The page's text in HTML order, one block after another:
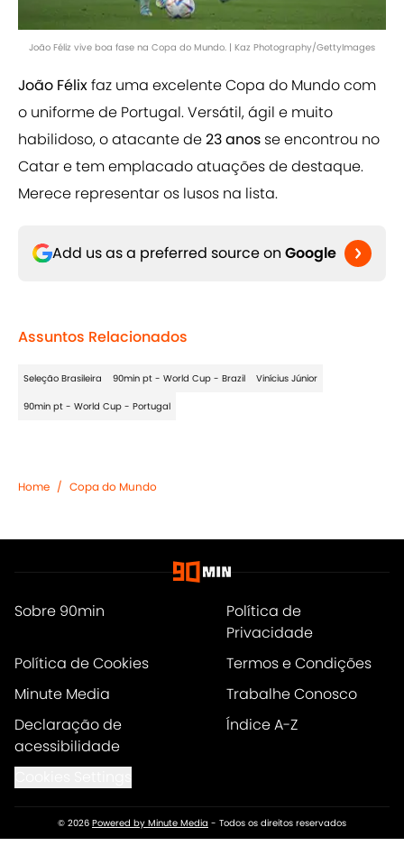
João Féliz vive boa fase na Copa do Mundo. | Kaz Photography/GettyImages
João Félixfaz uma excelente Copa do Mundo com
o uniforme de Portugal. Versátil, ágil e muito
habilidoso, o atacante de23 anos se encontrou no
Catar e tem emplacado atuações de destaque.
Merece representar os lusos na lista.
Add us as a preferred source on Google
Assuntos Relacionados
Seleção Brasileira 90min pt - World Cup - Brazil Vinícius Júnior
90min pt - World Cup - Portugal
Home / Copa do Mundo
Sobre 90min
Política de
Privacidade
Política de Cookies
Termos e Condições
Minute Media
Trabalhe Conosco
Declaração de
acessibilidade
Índice A-Z
© 2026 Powered by Minute Media - Todos os direitos reservados